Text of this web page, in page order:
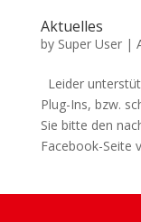
Aktuelles
by Super User|
Leider
Plug-Ins, bzw.
Sie bitte den
Facebook-Seite